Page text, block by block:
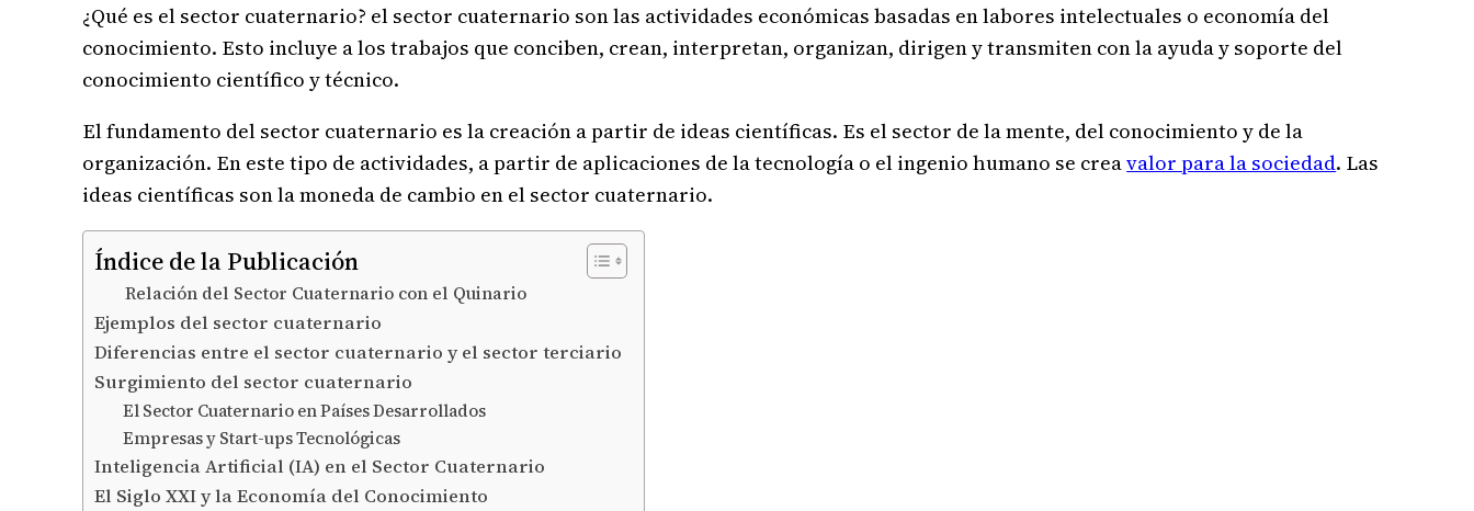
¿Qué es el sector cuaternario? el sector cuaternario son las actividades económicas basadas en labores intelectuales o economía del
conocimiento. Esto incluye a los trabajos que conciben, crean, interpretan, organizan, dirigen y transmiten con la ayuda y soporte del
conocimiento científico y técnico.
El fundamento del sector cuaternario es la creación a partir de ideas científicas. Es el sector de la mente, del conocimiento y de la
organización. En este tipo de actividades, a partir de aplicaciones de la tecnología o el ingenio humano se creavalor para la sociedad. Las
ideas científicas son la moneda de cambio en el sector cuaternario.
Índice de la Publicación
Relación del Sector Cuaternario con el Quinario
Ejemplos del sector cuaternario
Diferencias entre el sector cuaternario y el sector terciario
Surgimiento del sector cuaternario
El Sector Cuaternario en Países Desarrollados
Empresas y Start-ups Tecnológicas
Inteligencia Artificial (IA) en el Sector Cuaternario
El Siglo XXI y la Economía del Conocimiento